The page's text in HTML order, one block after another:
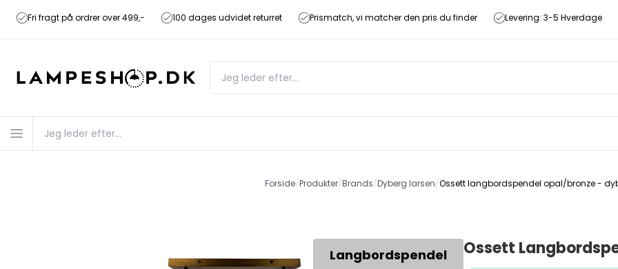
Fri fragt på ordrer over 499,- 100 dages udvidet returret Prismatch, vi matcher den pris du finder Levering: 3-5 Hverdage
Forside/Produkter/Brands/Dyberg larsen/Ossett langbordspendel opal/bronze -
Langbordspendel Ossett